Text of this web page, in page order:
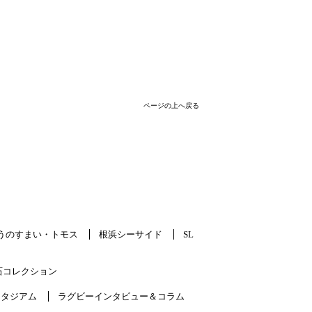
ページの上へ戻る
のすまい・トモス 根浜シーサイド SL
レクション
ジアム ラグビーインタビュー＆コラム